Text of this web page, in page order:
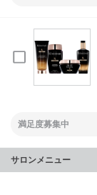
満足度募集中
サロンメニュー